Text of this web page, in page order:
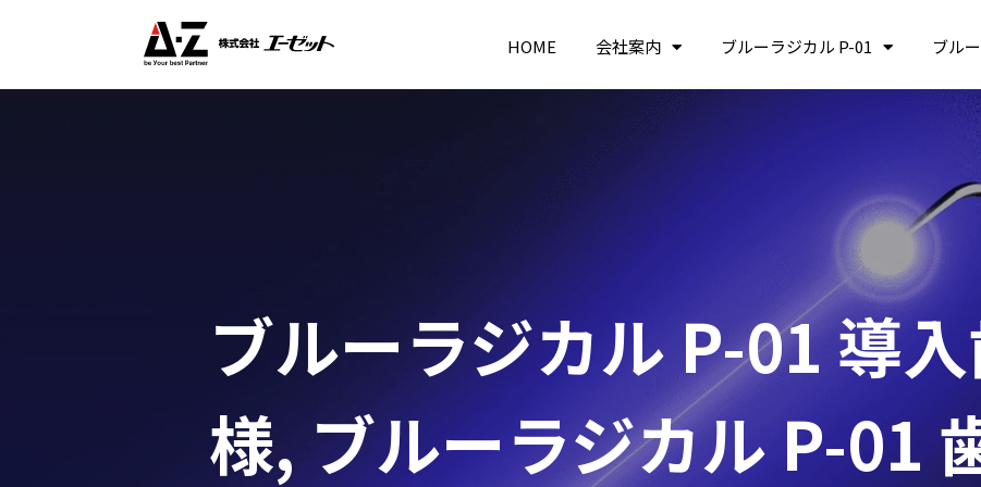
HOME 会社案内 ブルーラジカル P-01 ブル
ブルーラジカル P-01 導
様,ブルーラジカル P-01